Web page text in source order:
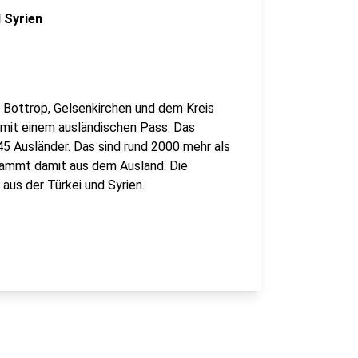
Syrien
Gelsenkirchen und dem Kreis
einem ausländischen Pass. Das
Ausländer. Das sind rund 2000 mehr als
damit aus dem Ausland. Die
der Türkei und Syrien.